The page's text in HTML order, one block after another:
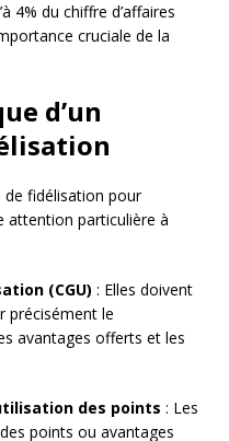
4% du chiffre d’affaires
cruciale de la
d’un
de fidélisation pour
attention particulière à
(CGU) : Elles doivent
précisément le
avantages offerts et les
des points : Les
points ou avantages